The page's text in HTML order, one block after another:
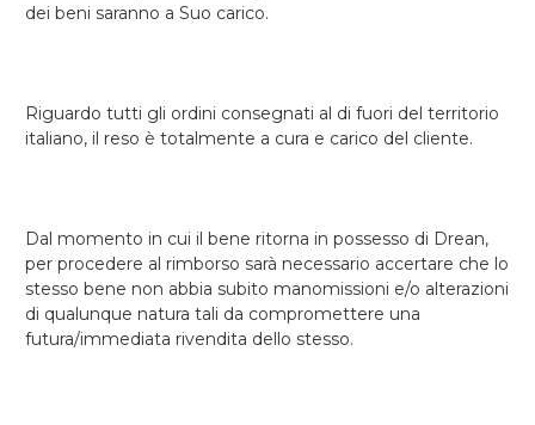
dei beni saranno a Suo carico.
Riguardo tutti gli ordini consegnati al di fuori del territorio
italiano, il reso è totalmente a cura e carico del cliente.
Dal momento in cui il bene ritorna in possesso di Drean,
per procedere al rimborso sarà necessario accertare che lo
stesso bene non abbia subito manomissioni e/o alterazioni
di qualunque natura tali da compromettere una
futura/immediata rivendita dello stesso.